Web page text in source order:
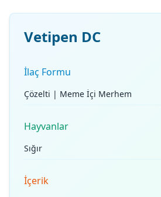
Vetipen DC
İlaç Formu
Çözelti | Meme İçi Merhem
Hayvanlar
Sığır
İçerik